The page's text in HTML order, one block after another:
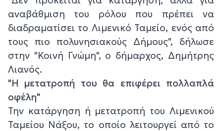
αναβάθμιση του ρόλου που πρέπει να
διαδραματίσει το Λιμενικό Ταμείο, ενός από
τους πιο πολυνησιακούς Δήμους", δήλωσε
στην "Κοινή Γνώμη", ο δήμαρχος, Δημήτρης
Λιανός.
"Η μετατροπή του θα επιφέρει πολλαπλά
οφέλη"
Την κατάργηση ή μετατροπή του Λιμενικού
Ταμείου Νάξου, το οποίο λειτουργεί από το